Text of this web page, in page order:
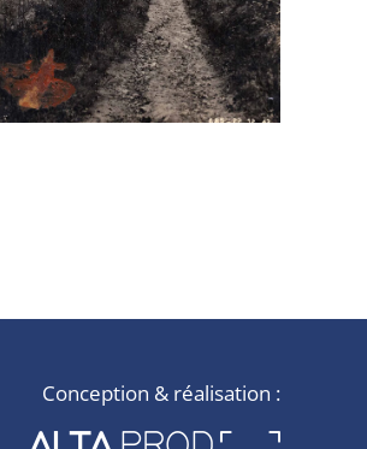
Conception & réalisation :